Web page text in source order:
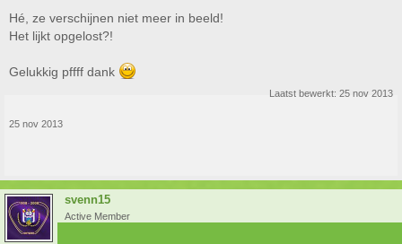
Hé, ze verschijnen niet meer in beeld!
Het lijkt opgelost?!
Gelukkig pffff dank
Laatst bewerkt: 25 nov 2013
25 nov 2013
svenn15
Active Member